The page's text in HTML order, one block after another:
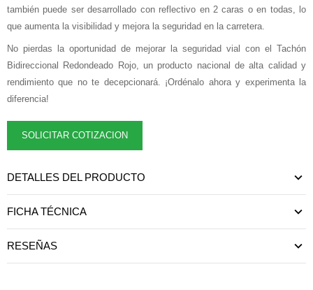
también puede ser desarrollado con reflectivo en 2 caras o en todas, lo
que aumenta la visibilidad y mejora la seguridad en la carretera.
No pierdas la oportunidad de mejorar la seguridad vial con el Tachón
Bidireccional Redondeado Rojo, un producto nacional de alta calidad y
rendimiento que no te decepcionará. ¡Ordénalo ahora y experimenta la
diferencia!
SOLICITAR COTIZACION
DETALLES DEL PRODUCTO
FICHA TÉCNICA
RESEÑAS